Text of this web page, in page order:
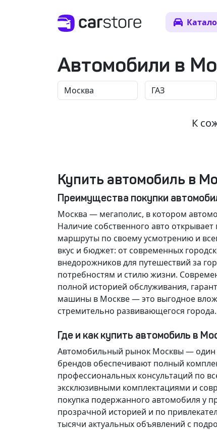
Автомобили в
К
Купить автомобиль в
Преимущества покупки
Москва — мегаполис, в котором
Наличие собственного авто
маршруты по своему усмотрению и
вкус и бюджет: от современных
внедорожников для путешествий за
потребностям и стилю жизни.
полной историей обслуживания,
машины в Москве — это выгодное
стремительно развивающегося города.
Где и как купить автомобиль в
Автомобильный рынок Москвы — один
брендов обеспечивают полный
профессиональных консультаций по
эксклюзивными комплектациями и
покупка подержанного автомобиля у
прозрачной историей и по
тысячи актуальных объявлений с